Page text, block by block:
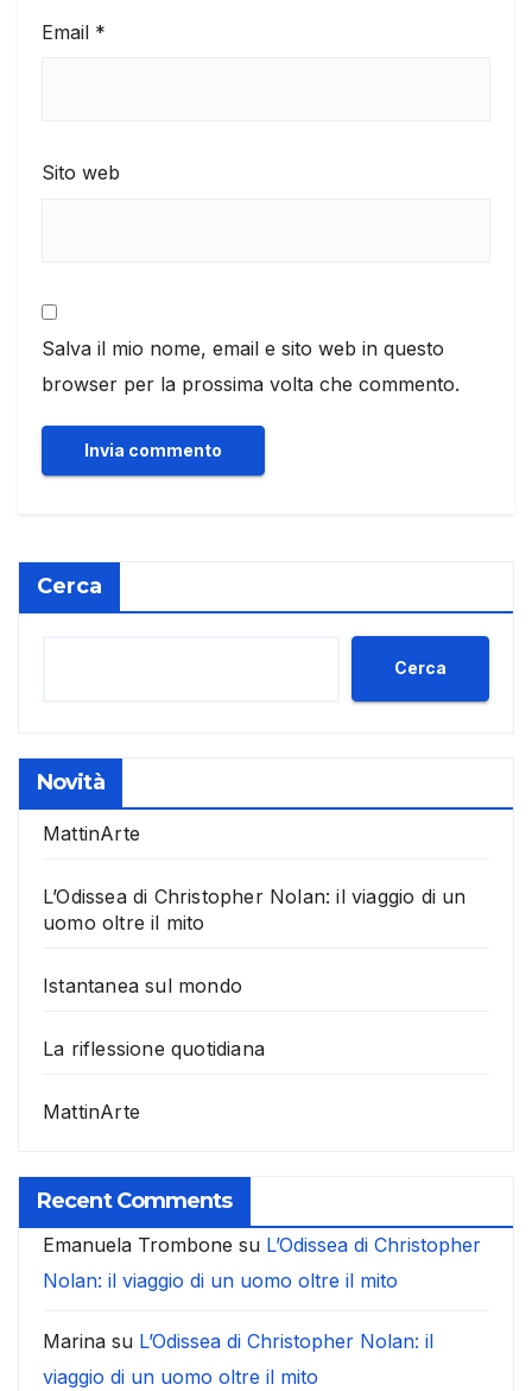
Email *
Sito web
Salva il mio nome, email e sito web in questo
browser per la prossima volta che commento.
Cerca
Cerca
Novità
MattinArte
L’Odissea di Christopher Nolan: il viaggio di un
uomo oltre il mito
Istantanea sul mondo
La riflessione quotidiana
MattinArte
Recent Comments
Emanuela Trombone su L’Odissea di Christopher
Nolan: il viaggio di un uomo oltre il mito
Marina su L’Odissea di Christopher Nolan: il
viaggio di un uomo oltre il mito